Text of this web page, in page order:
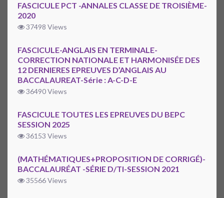
FASCICULE PCT -ANNALES CLASSE DE TROISIÈME-
2020
37498 Views
FASCICULE-ANGLAIS EN TERMINALE-
CORRECTION NATIONALE ET HARMONISÉE DES
12 DERNIERES EPREUVES D’ANGLAIS AU
BACCALAUREAT-Série : A-C-D-E
36490 Views
FASCICULE TOUTES LES EPREUVES DU BEPC
SESSION 2025
36153 Views
(MATHÉMATIQUES+PROPOSITION DE CORRIGÉ)-
BACCALAURÉAT -SÉRIE D/TI-SESSION 2021
35566 Views